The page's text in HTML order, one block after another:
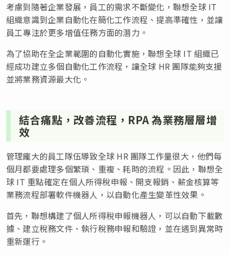
考慮到隨著企業發展，員工的需求不斷變化，聯想全球 IT
組織意識到企業自動化在簡化工作流程、提高準確性，並讓
員工專注於更多增值任務方面的潛力。
為了協助在全企業範圍的自動化實施，聯想全球 IT 組織已
經成功建立多個自動化工作流程，讓全球 HR 團隊能夠支援
並將業務資源最大化。
結合痛點，改善流程，RPA 為業務層層增
效
管理龐大的員工隊伍導致全球 HR 團隊工作量很大，他們每
個月都要處理多個繁瑣、重複、耗時的流程。因此，聯想全
球 IT 重點確定在個人所得稅申報、開支報銷、薪金核算等
業務流程部署軟件機器人，以自動化產生變革性效果。
首先，聯想構建了個人所得稅申報機器人，可以自動下載數
據、建立稅務文件、執行稅務申報和驗證，並在遇到異常時
重新運行。